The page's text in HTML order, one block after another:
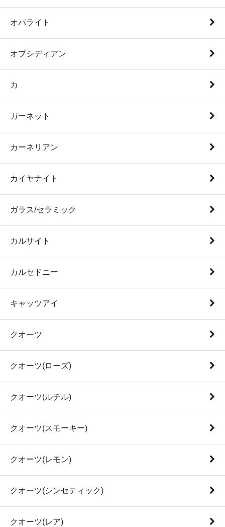
オパライト
オブシディアン
カ
ガーネット
カーネリアン
カイヤナイト
ガラス/セラミック
カルサイト
カルセドニー
キャッツアイ
クオーツ
クオーツ(ローズ)
クオーツ(ルチル)
クオーツ(スモーキー)
クオーツ(レモン)
クオーツ(シンセティック)
クオーツ(レア)